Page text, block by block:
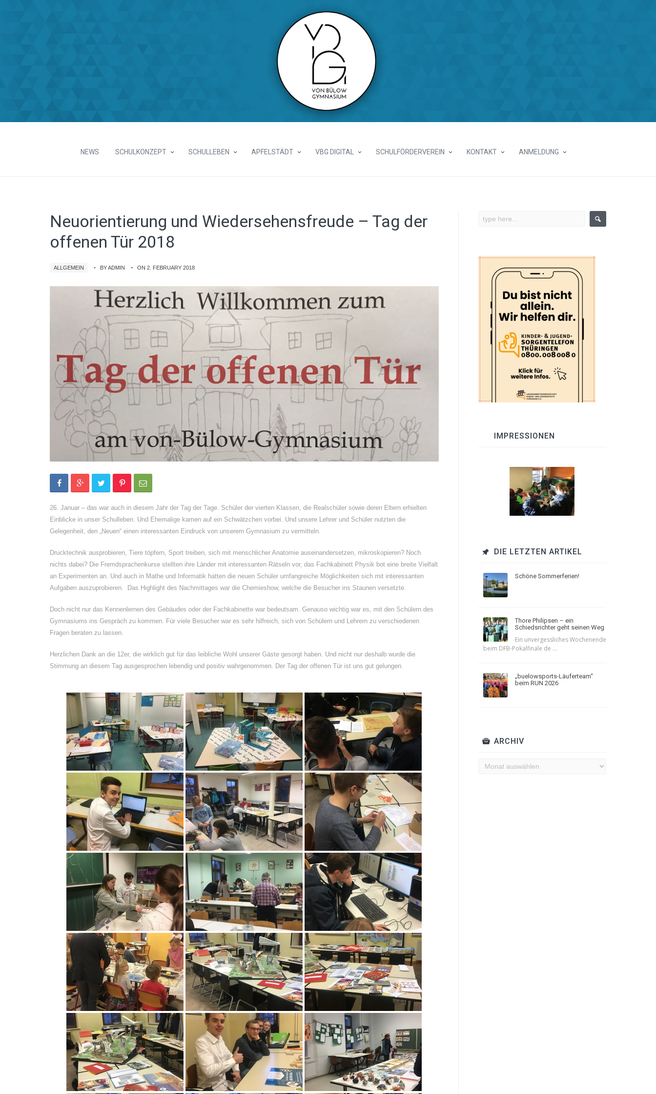
NEWS SCHULKONZEPT SCHULLEBEN APFELSTÄDT VBG DIGITAL SCHULFÖRDERVEREIN KONTAKT ANMELDUNG
Neuorientierung und Wiedersehensfreude – Tag der
offenen Tür 2018
ALLGEMEIN BY ADMIN ON 2. FEBRUARY 2018
26. Januar – das war auch in diesem Jahr der Tag der Tage. Schüler der vierten Klassen, die Realschüler sowie deren Eltern erhielten
Einblicke in unser Schulleben. Und Ehemalige kamen auf ein Schwätzchen vorbei. Und unsere Lehrer und Schüler nutzten die
Gelegenheit, den „Neuen“ einen interessanten Eindruck von unserem Gymnasium zu vermitteln.
Drucktechnik ausprobieren, Tiere töpfern, Sport treiben, sich mit menschlicher Anatomie auseinandersetzen, mikroskopieren? Noch
nichts dabei? Die Fremdsprachenkurse stellten ihre Länder mit interessanten Rätseln vor, das Fachkabinett Physik bot eine breite Vielfalt
an Experimenten an. Und auch in Mathe und Informatik hatten die neuen Schüler umfangreiche Möglichkeiten sich mit interessanten
Aufgaben auszuprobieren. Das Highlight des Nachmittages war die Chemieshow, welche die Besucher ins Staunen versetzte.
Doch nicht nur das Kennenlernen des Gebäudes oder der Fachkabinette war bedeutsam. Genauso wichtig war es, mit den Schülern des
Gymnasiums ins Gespräch zu kommen. Für viele Besucher war es sehr hilfreich, sich von Schülern und Lehrern zu verschiedenen
Fragen beraten zu lassen.
Herzlichen Dank an die 12er, die wirklich gut für das leibliche Wohl unserer Gäste gesorgt haben. Und nicht nur deshalb wurde die
Stimmung an diesem Tag ausgesprochen lebendig und positiv wahrgenommen. Der Tag der offenen Tür ist uns gut gelungen.
IMPRESSIONEN
DIE LETZTEN ARTIKEL
Schöne Sommerferien!
Thore Philipsen – ein
Schiedsrichter geht seinen Weg
Ein unvergessliches Wochenende
beim DFB-Pokalfinale de ...
„buelowsports-Läuferteam“
beim RUN 2026
ARCHIV
Archiv